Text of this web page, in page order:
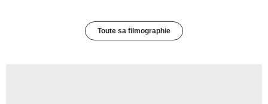
Toute sa filmographie